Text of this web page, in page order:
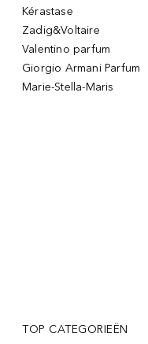
Kérastase
Zadig&Voltaire
Valentino parfum
Giorgio Armani Parfum
Marie-Stella-Maris
TOP CATEGORIEËN